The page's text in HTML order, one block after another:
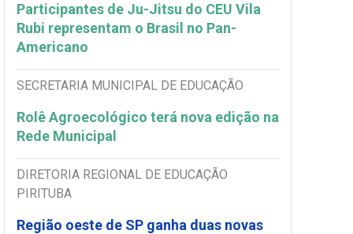
Participantes de Ju-Jitsu do CEU Vila
Rubi representam o Brasil no Pan-
Americano
SECRETARIA MUNICIPAL DE EDUCAÇÃO
Rolê Agroecológico terá nova edição na
Rede Municipal
DIRETORIA REGIONAL DE EDUCAÇÃO
PIRITUBA
Região oeste de SP ganha duas novas